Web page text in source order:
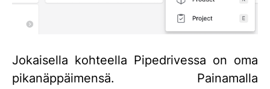
Jokaisella kohteella Pipedrivessa on oma
pikanäppäimensä. Painamalla